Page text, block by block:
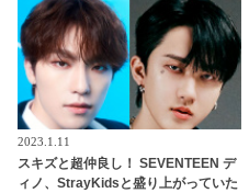
2023.1.11
スキズと超仲良し！ SEVENTEEN デ
ィノ、StrayKidsと盛り上がっていた